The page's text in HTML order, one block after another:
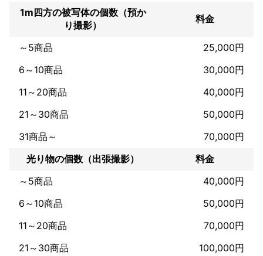
1m四方の被写体の個数（預か
り撮影）
料金
～5商品
25,000円
6～10商品
30,000円
11～20商品
40,000円
21～30商品
50,000円
31商品～
70,000円
光り物の個数（出張撮影）
料金
～5商品
40,000円
6～10商品
50,000円
11～20商品
70,000円
21～30商品
100,000円